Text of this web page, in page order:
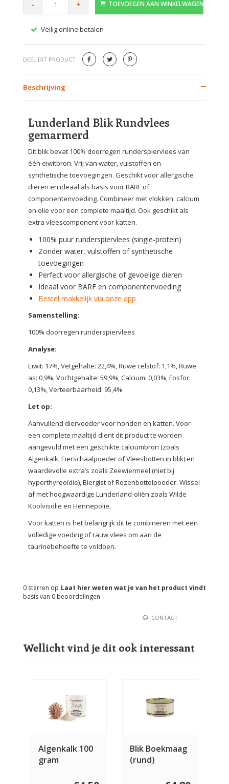
- + TOEVOEGEN AAN WINKELWAGEN
Veilig online betalen
DEEL DIT PRODUCT
Beschrijving
Lunderland Blik Rundvlees
gemarmerd
Dit blik bevat 100% doorregen runderspiervlees van
één eiwitbron. Vrij van water, vulstoffen en
synthetische toevoegingen. Geschikt voor allergische
dieren en ideaal als basis voor BARF of
componentenvoeding. Combineer met vlokken, calcium
en olie voor een complete maaltijd. Ook geschikt als
extra vleescomponent voor katten.
100% puur runderspiervlees (single-protein)
Zonder water, vulstoffen of synthetische
toevoegingen
Perfect voor allergische of gevoelige dieren
Ideaal voor BARF en componentenvoeding
Bestel makkelijk via onze app
Samenstelling:
100% doorregen runderspiervlees
Analyse:
Eiwit: 17%, Vetgehalte: 22,4%, Ruwe celstof: 1,1%, Ruwe
as: 0,9%, Vochtgehalte: 59,9%, Calcium: 0,03%, Fosfor:
0,13%, Verteerbaarheid: 95,4%
Let op:
Aanvullend diervoeder voor honden en katten. Voor
een complete maaltijd dient dit product te worden
aangevuld met een geschikte calciumbron (zoals
Algenkalk, Eierschaalpoeder of Vleesbotten in blik) en
waardevolle extra’s zoals Zeewiermeel (niet bij
hyperthyreoïdie), Biergist of Rozenbottelpoeder. Wissel
af met hoogwaardige Lunderland-oliën zoals Wilde
Koolvisolie en Hennepolie.
Voor katten is het belangrijk dit te combineren met een
volledige voeding of rauw vlees om aan de
taurinebehoefte te voldoen.
Laat hier weten wat je van het product vindt
0 sterren op
basis van 0 beoordelingen
CONTACT
Wellicht vind je dit ook interessant
Algenkalk 100
gram
Blik Boekmaag
(rund)